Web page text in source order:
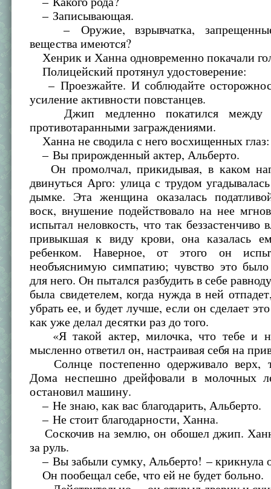
– Записывающая.
– Оружие, взрывчатка,
вещества имеются?
Хенрик и Ханна одновременно покачали
Полицейский протянул удостоверение:
– Проезжайте. И соблюдайте
усиление активности повстанцев.
Джип медленно покатился между
противотаранными заграждениями.
Ханна не сводила с него восхищенных глаз:
– Вы прирожденный актер, Альберто.
Он промолчал, прикидывая, в каком
двинуться Арго: улица с трудом
дымке. Эта женщина оказалась
воск, внушение подействовало на нее
испытал неловкость, что так беззастенчиво
привыкшая к виду крови, она казалась
ребенком. Наверное, от этого он
необъяснимую симпатию; чувство это
для него. Он пытался разбудить в себе
была свидетелем, когда нужда в ней
убрать ее, и будет лучше, если он сделает
как уже делал десятки раз до того.
«Я такой актер, милочка, что тебе и
мысленно ответил он, настраивая себя на
Солнце постепенно одерживало верх,
Дома неспешно дрейфовали в молочных
остановил машину.
– Не знаю, как вас благодарить, Альберто.
– Не стоит благодарности, Ханна.
Соскочив на землю, он обошел джип.
за руль.
– Вы забыли сумку, Альберто! – крикнула
Он пообещал себе, что ей не будет больно.